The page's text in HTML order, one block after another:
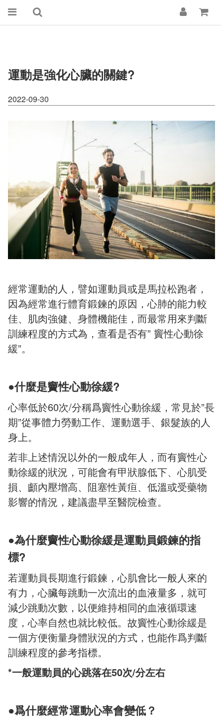
運動是強化心臟的關鍵?
2022-09-30
經常運動的人，譬如運動員或是馬拉松跑者，
因為經常進行體育鍛鍊的原因，心肺的能力較
佳、肌肉強健、身體機能佳，而最常用來判斷
訓練程度的方式為，查看是否有” 竇性心動徐
緩”。
●什麼是竇性心動徐緩?
心率低於60次/分稱爲竇性心動徐緩，常見於”長
期”從事體力勞動工作、運動選手、銀髮族的人
身上。
若非上述情況以外的一般成年人，而有竇性心
動徐緩的狀況，可能會有甲狀腺低下、心肌受
損、顱內壓增高、阻塞性黃疸、低溫或受藥物
影響的情況，建議盡早至醫院檢查。
●為什麼竇性心動徐緩是運動員鍛鍊的指
標?
若運動員長期進行鍛鍊，心肌會比一般人來的
有力，心臟每跳動一次流出的血液量多，就可
減少跳動次數，以便維持相同的血液循環速
度，心率自然也就比較低。故竇性心動徐緩是
一個方便衡量身體狀況的方式，也能作爲判斷
訓練程度的參考指標。
*一般運動員的心跳落在50次/分左右
●爲什麼經常運動心率會變低？